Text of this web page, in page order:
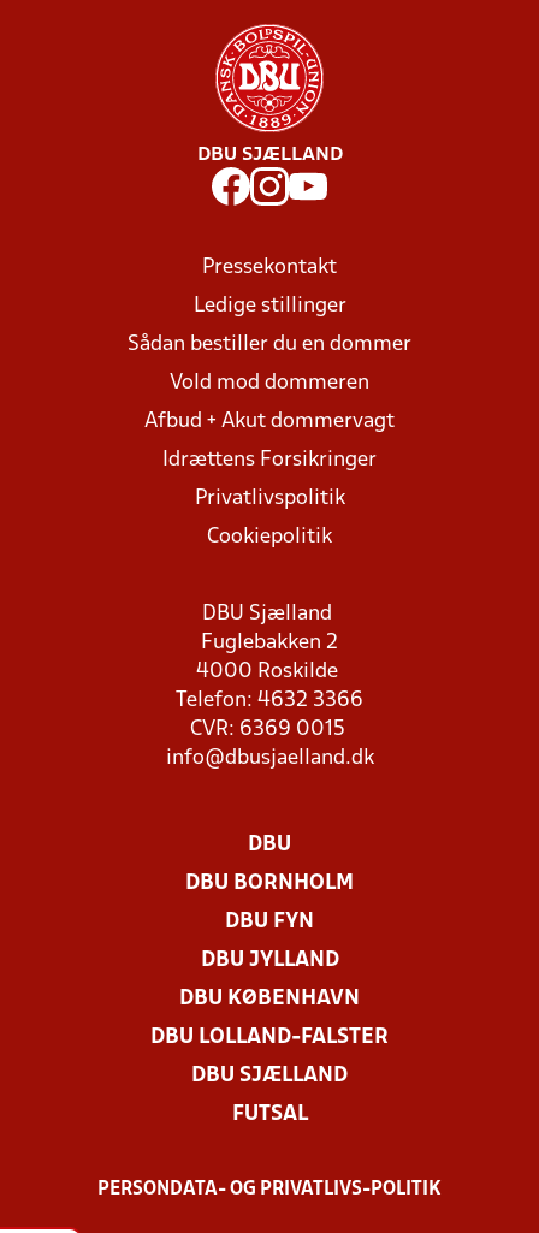
DBU SJÆLLAND
Pressekontakt
Ledige stillinger
Sådan bestiller du en dommer
Vold mod dommeren
Afbud + Akut dommervagt
Idrættens Forsikringer
Privatlivspolitik
Cookiepolitik
DBU Sjælland
Fuglebakken 2
4000 Roskilde
Telefon: 4632 3366
CVR: 6369 0015
info@dbusjaelland.dk
DBU
DBU BORNHOLM
DBU FYN
DBU JYLLAND
DBU KØBENHAVN
DBU LOLLAND-FALSTER
DBU SJÆLLAND
FUTSAL
PERSONDATA- OG PRIVATLIVS-POLITIK